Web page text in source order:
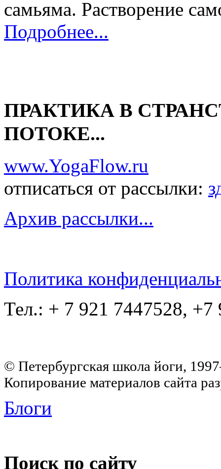
самьяма. Растворение
Подробнее...
ПРАКТИКА В
ПОТОКЕ...
www.YogaFlow.ru
отписаться от рассылки:
Архив рассылки...
Политика
Тел.: + 7 921 7447528, +7
© Петербургская школа йоги,
Копирование материалов сайта
Блоги
Поиск по сайту